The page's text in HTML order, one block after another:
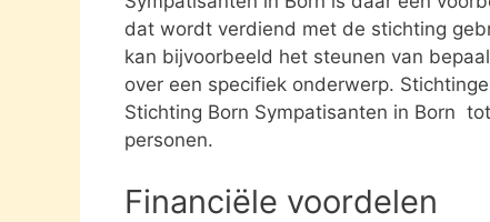
dat wordt verdiend met de stichting
kan bijvoorbeeld het steunen van
over een specifiek onderwerp.
Stichting Born Sympatisanten in Born
personen.
Financiële voordelen